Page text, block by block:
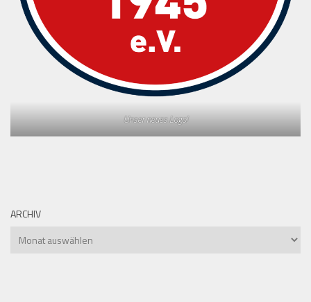
Unser neues Logo!
ARCHIV
Archiv